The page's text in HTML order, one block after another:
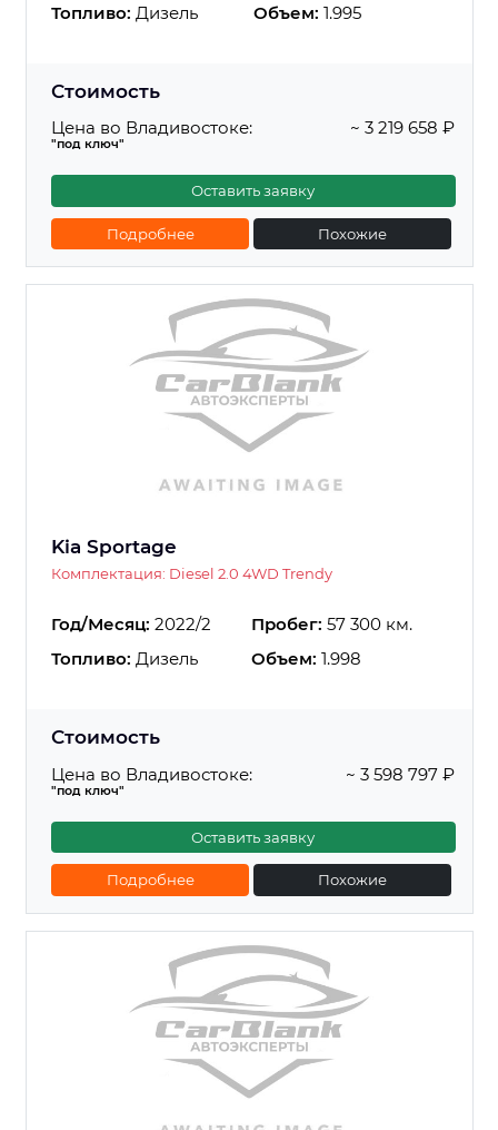
Топливо: Дизель Объем: 1.995
Стоимость
Цена во Владивостоке:
"под ключ"
~ 3 219 658 ₽
Оставить заявку
Подробнее Похожие
Kia Sportage
Комплектация: Diesel 2.0 4WD Trendy
Год/Месяц: 2022/2 Пробег: 57 300 км.
Топливо: Дизель Объем: 1.998
Стоимость
Цена во Владивостоке:
"под ключ"
~ 3 598 797 ₽
Оставить заявку
Подробнее Похожие